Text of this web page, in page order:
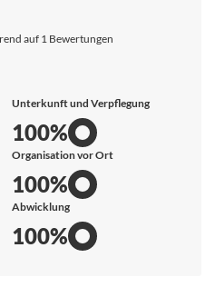
auf 1 Bewertungen
Unterkunft und Verpflegung
100%
Organisation vor Ort
100%
Abwicklung
100%